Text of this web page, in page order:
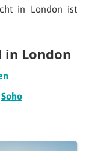
in London ist
in London
Soho